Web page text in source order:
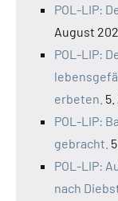
POL-LIP:
August
POL-LIP:
erbeten.
POL-LIP:
gebracht.
POL-LIP:
nach